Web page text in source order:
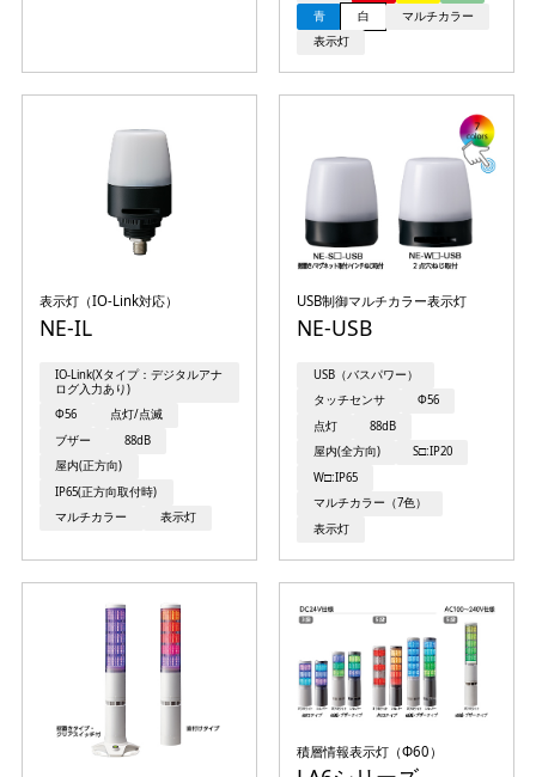
青
白
マルチカラー
表示灯
表示灯（IO-Link対応）
NE-IL
IO-Link(Xタイプ：デジタルアナ
ログ入力あり)
Φ56
点灯/点滅
ブザー
88dB
屋内(正方向)
IP65(正方向取付時)
マルチカラー
表示灯
USB制御マルチカラー表示灯
NE-USB
USB（バスパワー）
タッチセンサ
Φ56
点灯
88dB
屋内(全方向)
S□:IP20
W□:IP65
マルチカラー（7色）
表示灯
積層情報表示灯（Φ60）